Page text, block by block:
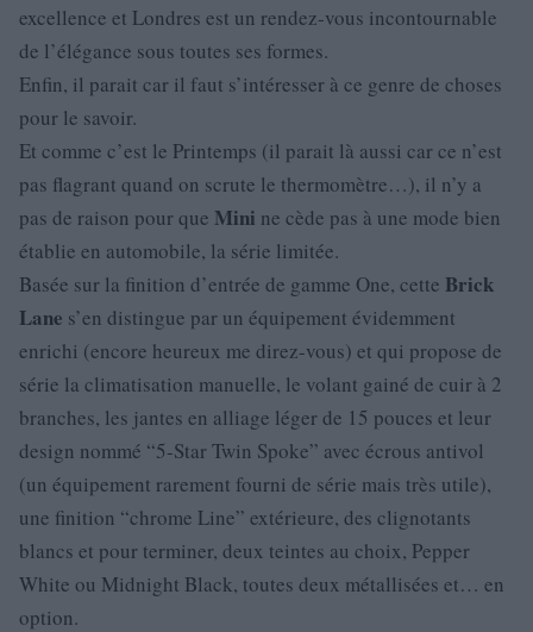
excellence et Londres est un rendez-vous incontournable
de l’élégance sous toutes ses formes.
Enfin, il parait car il faut s’intéresser à ce genre de choses
pour le savoir.
Et comme c’est le Printemps (il parait là aussi car ce n’est
pas flagrant quand on scrute le thermomètre…), il n’y a
pas de raison pour que Mini ne cède pas à une mode bien
établie en automobile, la série limitée.
Basée sur la finition d’entrée de gamme One, cette Brick
Lane s’en distingue par un équipement évidemment
enrichi (encore heureux me direz-vous) et qui propose de
série la climatisation manuelle, le volant gainé de cuir à 2
branches, les jantes en alliage léger de 15 pouces et leur
design nommé “5-Star Twin Spoke” avec écrous antivol
(un équipement rarement fourni de série mais très utile),
une finition “chrome Line” extérieure, des clignotants
blancs et pour terminer, deux teintes au choix, Pepper
White ou Midnight Black, toutes deux métallisées et… en
option.